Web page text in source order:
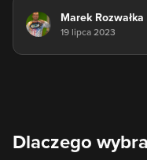
Marek Rozwałka
19 lipca 2023
Dlaczego